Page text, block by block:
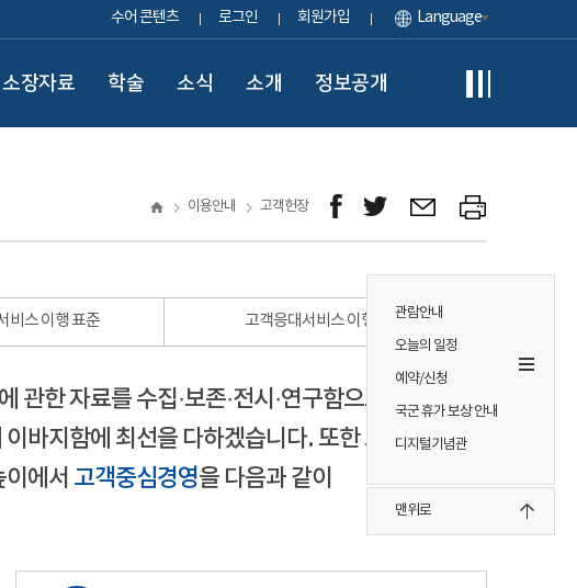
수어 콘텐츠 로그인 회원가입 Language
소장자료 학술 소식 소개 정보공개
관람안내
오늘의 일정
예약/신청
국군 휴가 보상 안내
디지털기념관
맨위로
이용안내 고객헌장
비스 이행 표준 고객응대서비스 이행 표준
관한 자료를 수집·보존·전시·연구함으로써
바지함에 최선을 다하겠습니다. 또한 모든
에서 고객중심경영을 다음과 같이